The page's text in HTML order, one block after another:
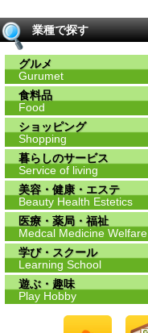
業種で探す
グルメ
Gurumet
食料品
Food
ショッピング
Shopping
暮らしのサービス
Service of living
美容・健康・エステ
Beauty Health Estetics
医療・薬局・福祉
Medcal Medicine Welfare
学び・スクール
Learning School
遊ぶ・趣味
Play Hobby